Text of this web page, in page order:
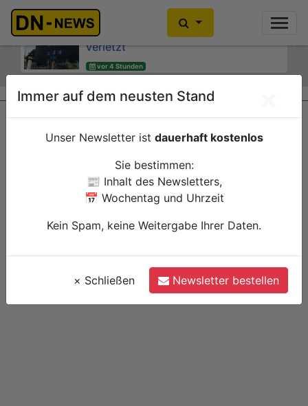
Rennradfahrer bei Verkehrsunfall auf
der L15 am Eifel-Resort schwer
verletzt
vor 4 Stunden
Zwei Verletzte nach Hausbrand am
"Wibbelrusch"
vor 4 Stunden
Düren
Polizei
Previous
Immer auf dem neusten Stand
Unser Newsletter ist dauerhaft kostenlos
Sie bestimmen:
📰 Inhalt des Newsletters,
📅 Wochentag und Uhrzeit
Kein Spam, keine Weitergabe Ihrer Daten.
× Schließen Newsletter bestellen